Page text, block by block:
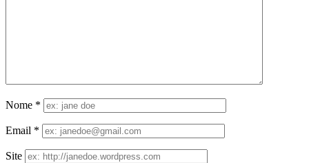
Nome *
Email *
Site